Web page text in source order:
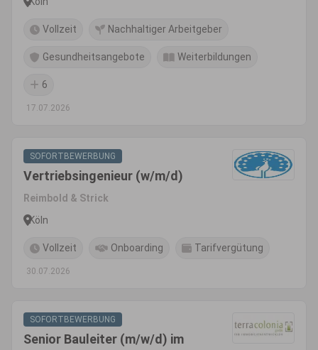
Vollzeit Nachhaltiger Arbeitgeber
Gesundheitsangebote Weiterbildungen
6
17.07.2026
SOFORTBEWERBUNG
Vertriebsingenieur (w/m/d)
Reimbold & Strick
Köln
Vollzeit Onboarding Tarifvergütung
30.07.2026
SOFORTBEWERBUNG
Senior Bauleiter (m/w/d) im